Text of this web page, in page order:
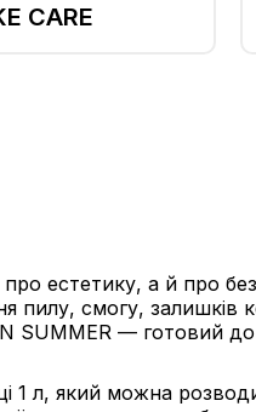
CARE
естетику, а й про
пилу, смогу,
SUMMER — готовий
л, який можна